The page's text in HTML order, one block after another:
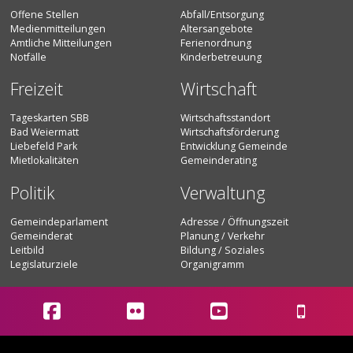
Offene Stellen
Medienmitteilungen
Amtliche Mitteilungen
Notfälle
Abfall/Entsorgung
Altersangebote
Ferienordnung
Kinderbetreuung
Freizeit
Tageskarten SBB
Bad Weiermatt
Liebefeld Park
Mietlokalitäten
Wirtschaft
Wirtschaftsstandort
Wirtschaftsförderung
Entwicklung Gemeinde
Gemeinderating
Politik
Gemeindeparlament
Gemeinderat
Leitbild
Legislaturziele
Verwaltung
Adresse / Öffnungszeit
Planung / Verkehr
Bildung / Soziales
Organigramm